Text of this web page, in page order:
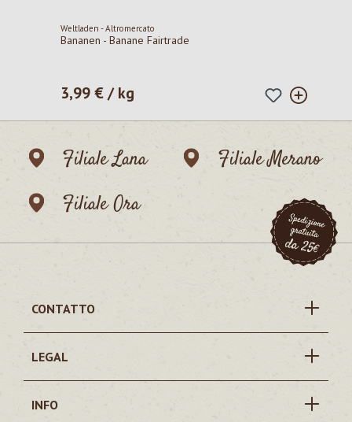
Weltladen - Altromercato
Bananen - Banane Fairtrade
Prezzo normale:
3,99 € / kg
Filiale Lana
Filiale Merano
Filiale Ora
CONTATTO
LEGAL
INFO